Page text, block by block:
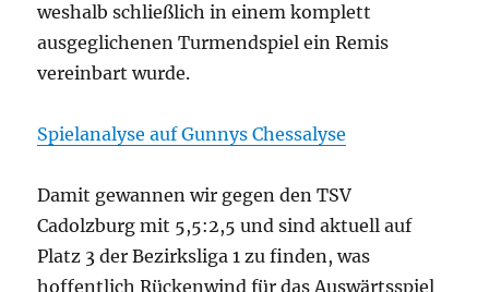
weshalb schließlich in einem komplett
ausgeglichenen Turmendspiel ein Remis
vereinbart wurde.
Spielanalyse auf Gunnys Chessalyse
Damit gewannen wir gegen den TSV
Cadolzburg mit 5,5:2,5 und sind aktuell auf
Platz 3 der Bezirksliga 1 zu finden, was
hoffentlich Rückenwind für das Auswärtsspiel